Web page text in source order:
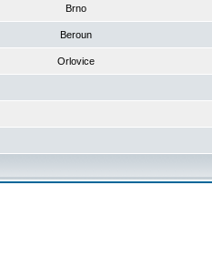
Brno
Beroun
Orlovice